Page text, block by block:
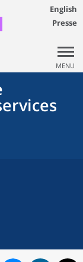
English
Presse
MENU